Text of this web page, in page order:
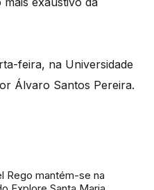
feira, na Universidade
Álvaro Santos Pereira.
Rego mantém-se na